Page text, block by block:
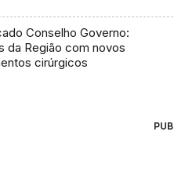
Conselho Governo:
da Região com novos
cirúrgicos
PUB